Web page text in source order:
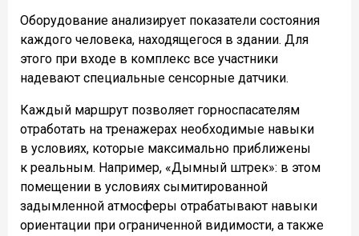
Оборудование анализирует показатели состояния
каждого человека, находящегося в здании. Для
этого при входе в комплекс все участники
надевают специальные сенсорные датчики.
Каждый маршрут позволяет горноспасателям
отработать на тренажерах необходимые навыки
в условиях, которые максимально приближены
к реальным. Например, «Дымный штрек»: в этом
помещении в условиях сымитированной
задымленной атмосферы отрабатывают навыки
ориентации при ограниченной видимости, а также